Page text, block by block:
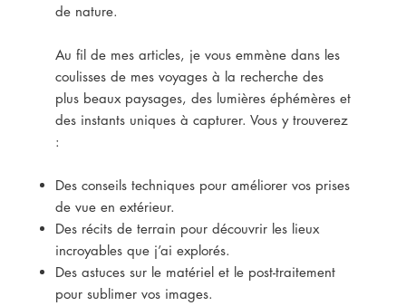
de nature.
Au fil de mes articles, je vous emmène dans les
coulisses de mes voyages à la recherche des
plus beaux paysages, des lumières éphémères et
des instants uniques à capturer. Vous y trouverez
:
Des conseils techniques pour améliorer vos prises
de vue en extérieur.
Des récits de terrain pour découvrir les lieux
incroyables que j’ai explorés.
Des astuces sur le matériel et le post-traitement
pour sublimer vos images.